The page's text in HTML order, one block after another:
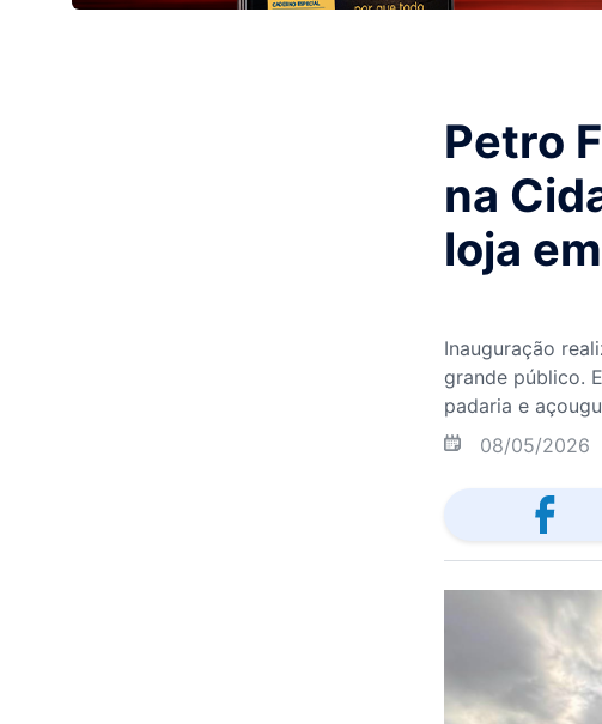
Petro
na
loja
Inauguração
grande público.
padaria e
08/05/2026